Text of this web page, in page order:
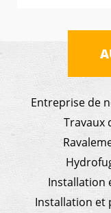
Entreprise de
Travaux
Installation
Installation et